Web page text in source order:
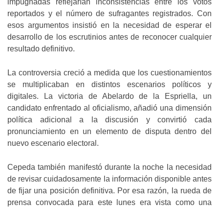
reportados y el número de sufragantes registrados. Con
esos argumentos insistió en la necesidad de esperar el
desarrollo de los escrutinios antes de reconocer cualquier
resultado definitivo.
La controversia creció a medida que los cuestionamientos
se multiplicaban en distintos escenarios políticos y
digitales. La victoria de Abelardo de la Espriella, un
candidato enfrentado al oficialismo, añadió una dimensión
política adicional a la discusión y convirtió cada
pronunciamiento en un elemento de disputa dentro del
nuevo escenario electoral.
Cepeda también manifestó durante la noche la necesidad
de revisar cuidadosamente la información disponible antes
de fijar una posición definitiva. Por esa razón, la rueda de
prensa convocada para este lunes era vista como una